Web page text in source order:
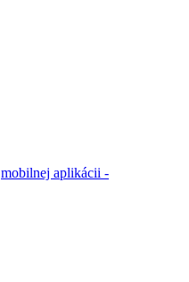
mobilnej aplikácii -